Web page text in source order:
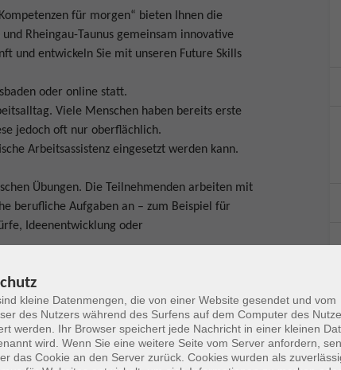
für morgen“ bieten Ihnen die
Rheingau-Taunus gemeinsam innovative
und entwickeln Sie mit unseren Future Skills
oder online statt.
Viele Menschen haben bereits erste
jedoch oft nur oberflächlich.
Arbeitsassistenz eingesetzt werden kann.
Übungen. Die Teilnehmenden arbeiten mit
berufliche Aufgaben an – zum Beispiel für
Ideenentwicklung oder
teilnehmende Person entwickelt einen kleinen
eigenen Arbeitsalltag. Dadurch entsteht eine
werden kann.
kleine Datenmengen, die von einer Website gesendet und vom
des Nutzers während des Surfens auf dem Computer des
werden. Ihr Browser speichert jede Nachricht in einer kleinen
wird. Wenn Sie eine weitere Seite vom Server anfordern,
das Cookie an den Server zurück. Cookies wurden als